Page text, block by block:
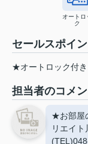
オートロ
ク
セールスポイン
★オートロック付
担当者のコメン
★お部屋
リエイ